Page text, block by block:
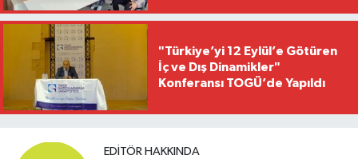
"Türkiye’yi 12 Eylül’e Götüren
İç ve Dış Dinamikler"
Konferansı TOGÜ’de Yapıldı
EDITÖR HAKKINDA